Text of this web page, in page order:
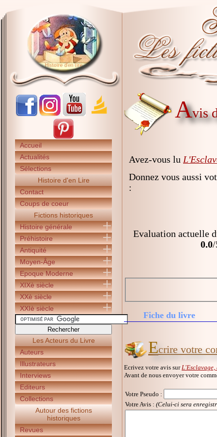
Accueil
Actualités
Sélections
Histoire d'en Lire
Contact
Coups de coeur
Fictions historiques
Histoire générale
Préhistoire
Antiquité
Moyen-Âge
Epoque Moderne
XIXè siècle
XXè siècle
XXIè siècle
Les Acteurs du Livre
Auteurs
Illustrateurs
Interviews
Editeurs
Collections
Autour des fictions
historiques
Revues
Avis
Avez-vous lu
Donnez vous aussi
:
Evaluation actuelle
0.0/
Fiche du livre
Ecrire votre
Ecrivez votre avis sur
Avant de nous envoyer votre
Votre Pseudo :
Votre Avis : (Celui-ci sera